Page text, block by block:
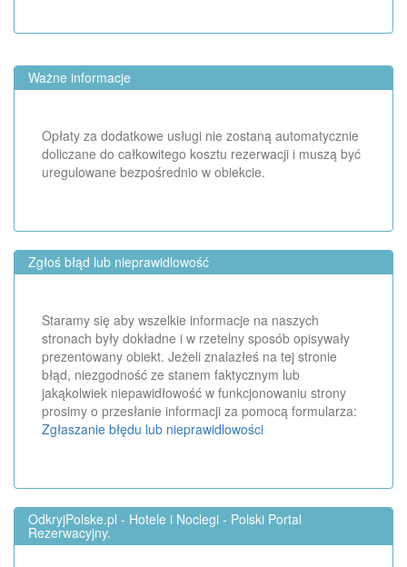
Ważne informacje
Opłaty za dodatkowe usługi nie zostaną automatycznie
doliczane do całkowitego kosztu rezerwacji i muszą być
uregulowane bezpośrednio w obiekcie.
Zgłoś błąd lub nieprawidlowość
Staramy się aby wszelkie informacje na naszych
stronach były dokładne i w rzetelny sposób opisywały
prezentowany obiekt. Jeżeli znalazłeś na tej stronie
błąd, niezgodność ze stanem faktycznym lub
jakąkolwiek niepawidłowość w funkcjonowaniu strony
prosimy o przesłanie informacji za pomocą formularza:
Zgłaszanie błędu lub nieprawidlowości
OdkryjPolske.pl - Hotele i Noclegi - Polski Portal
Rezerwacyjny.